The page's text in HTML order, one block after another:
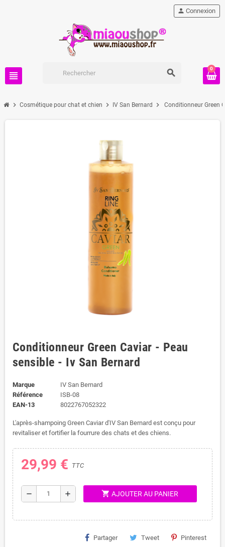
view_headline
person Connexion
0
search
chevron_right Cosmétique pour chat et chien chevron_right IV San Bernard chevron_right Conditionneur Green
Conditionneur Green Caviar - Peau
sensible - Iv San Bernard
Marque
IV San Bernard
Référence
ISB-08
EAN-13
8022767052322
L'après-shampoing Green Caviar d'IV San Bernard est conçu pour
revitaliser et fortifier la fourrure des chats et des chiens.
29,99 € TTC
remove add shopping_cart AJOUTER AU PANIER
Partager Tweet Pinterest